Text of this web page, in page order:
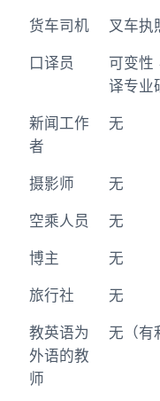
货车司机
叉车执
口译员
可变性
译专业
新闻工作
者
无
摄影师
无
空乘人员
无
博主
无
旅行社
无
教英语为
外语的教
师
无（有